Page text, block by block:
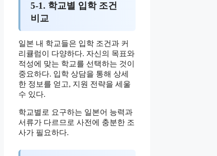
5-1. 학교별 입학 조건
비교
일본 내 학교들은 입학 조건과 커
리큘럼이 다양하다. 자신의 목표와
적성에 맞는 학교를 선택하는 것이
중요하다. 입학 상담을 통해 상세
한 정보를 얻고, 지원 전략을 세울
수 있다.
학교별로 요구하는 일본어 능력과
서류가 다르므로 사전에 충분한 조
사가 필요하다.